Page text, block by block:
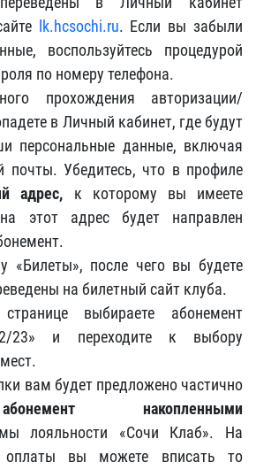
lk.hcsochi.ru. Если вы забыли
воспользуйтесь процедурой
по номеру телефона.
прохождения авторизации/
в Личный кабинет, где будут
персональные данные, включая
почты. Убедитесь, что в профиле
адрес, к которому вы имеете
этот адрес будет направлен
«Билеты», после чего вы будете
на билетный сайт клуба.
выбираете абонемент
23» и переходите к выбору
вам будет предложено частично
накопленными
лояльности «Сочи Клаб». На
оплаты вы можете вписать то